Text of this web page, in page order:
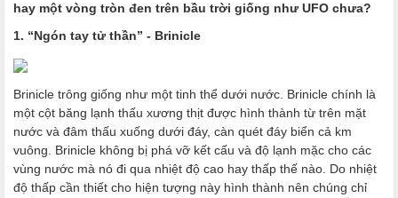
hay một vòng tròn đen trên bầu trời giống như UFO chưa?
1. “Ngón tay tử thần” - Brinicle
Brinicle trông giống như một tinh thể dưới nước. Brinicle chính là
một cột băng lạnh thấu xương thịt được hình thành từ trên mặt
nước và đâm thấu xuống dưới đáy, càn quét đáy biển cả km
vuông. Brinicle không bị phá vỡ kết cấu và độ lạnh mặc cho các
vùng nước mà nó đi qua nhiệt độ cao hay thấp thế nào. Do nhiệt
độ thấp cần thiết cho hiện tượng này hình thành nên chúng chỉ